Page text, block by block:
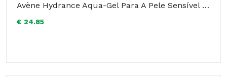
Avène Hydrance Aqua-Gel Para A Pele Sensível Desidratada 50ml
€ 24.85